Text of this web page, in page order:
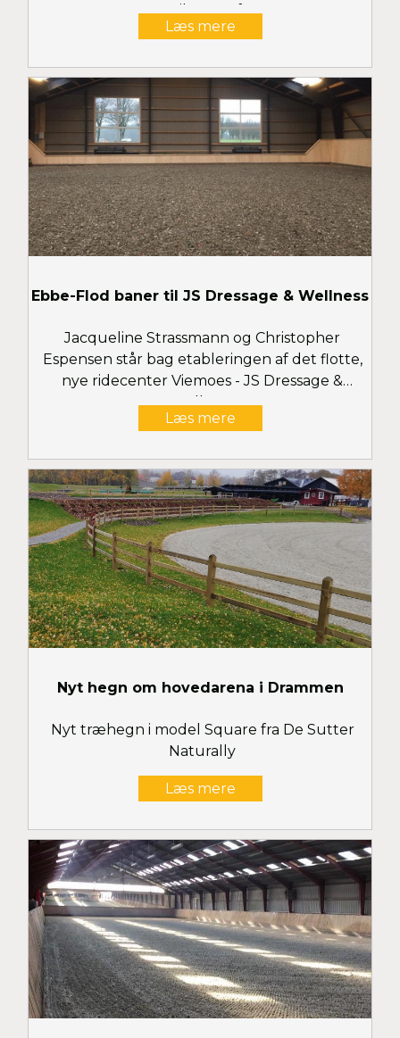
Eco-Fibre Surface
Læs mere
Ebbe-Flod baner til JS Dressage & Wellness
Jacqueline Strassmann og Christopher
Espensen står bag etableringen af det flotte,
nye ridecenter Viemoes - JS Dressage &
Wellness
Læs mere
Nyt hegn om hovedarena i Drammen
Nyt træhegn i model Square fra De Sutter
Naturally
Læs mere